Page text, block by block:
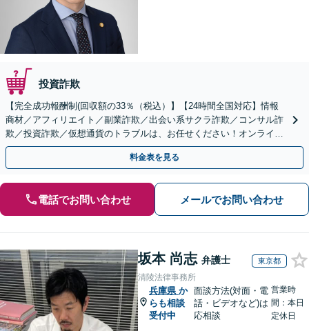
投資詐欺
【完全成功報酬制(回収額の33％（税込）】【24時間全国対応】情報
商材／アフィリエイト／副業詐欺／出会い系サクラ詐欺／コンサル詐
欺／投資詐欺／仮想通貨のトラブルは、お任せください！オンライン
のみで解決も可能！
料金表を見る
電話でお問い合わせ メールでお問い合わせ
坂本 尚志 弁護士 東京都
清陵法律事務所
兵庫県 か
らも相談
受付中
面談方法(対面・電
話・ビデオなど)は
応相談
営業時
間：本日
定休日